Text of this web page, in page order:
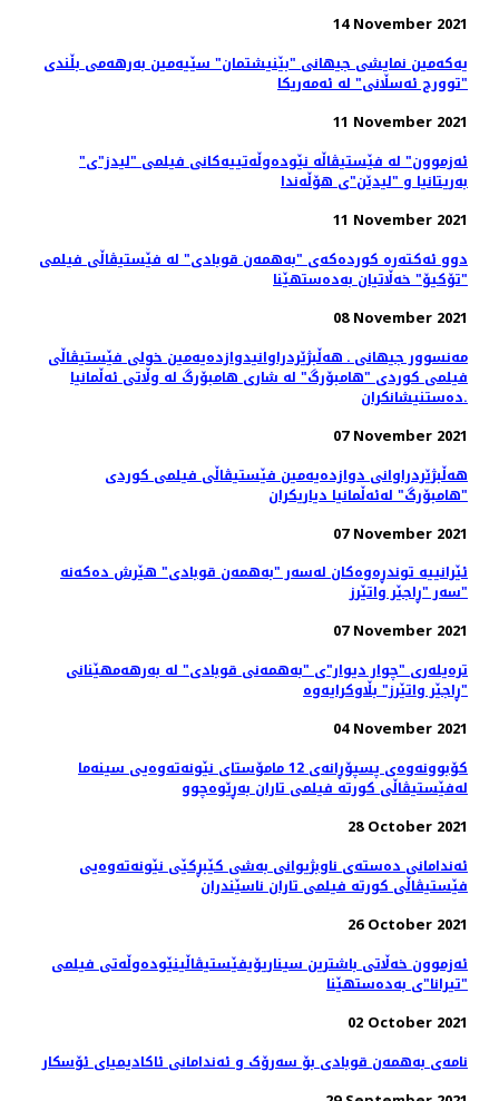
14 November 2021
یەکەمین نمایشی جیهانی "بێنیشتمان" سێیەمین بەرهەمی بڵندی
"توورج ئەسڵانی" لە ئەمەریکا
11 November 2021
"ئەزموون" لە فێستیڤاڵە نێودەوڵەتییەکانی فیلمی "لیدز"ی
بەریتانیا و "لیدێن"ی هۆڵەندا
11 November 2021
دوو ئەکتەرە کوردەکەی "بەهمەن قوبادی" لە فێستیڤاڵی فیلمی
"تۆکیۆ" خەڵاتیان بەدەستهێنا
08 November 2021
مەنسوور جیهانی ـ هه‌ڵبژێردراوانیدوازدەیەمین خولی فێستیڤاڵی
فیلمی کوردی "هامبۆرگ" لە شاری هامبۆرگ لە وڵاتی ئەڵمانیا
ده‌ستنیشانکران.
07 November 2021
هه‌ڵبژێردراوانی دوازدەیەمین فێستیڤاڵی فیلمی کوردی
"هامبۆرگ" لەئەڵمانیا دیاریکران
07 November 2021
ئێرانییە توندڕەوەکان لەسەر "بەهمەن قوبادی" هێرش دەکەنە
سەر "ڕاجێر واتێرز"
07 November 2021
ترەیلەری "چوار دیوار"ی "بەهمەنی قوبادی" لە بەرهەمهێنانی
"ڕاجێر واتێرز" بڵاوکرایەوە
04 November 2021
کۆبوونه‌وه‌ی پسپۆڕانه‌ی 12 مامۆستای نێونه‌ته‌وه‌یی سینه‌ما
له‌فێستیڤاڵی کورته‌ فیلمی تاران به‌ڕێوه‌چوو
28 October 2021
ئه‌ندامانی ده‌سته‌ی ناوبژیوانی به‌شی کێبڕکێی نێونه‌ته‌وه‌یی
فێستیڤاڵی کورته‌ فیلمی تاران ناسێندران
26 October 2021
ئەزموون خەڵاتی باشترین سیناریۆیفێستیڤاڵینێوده‌وڵه‌تی فیلمی
"تیرانا"ی به‌ده‌ستهێنا
02 October 2021
نامه‌ی به‌همه‌ن قوبادی بۆ سه‌رۆک و ئه‌ندامانی ئاکادیمیای ئۆسکار